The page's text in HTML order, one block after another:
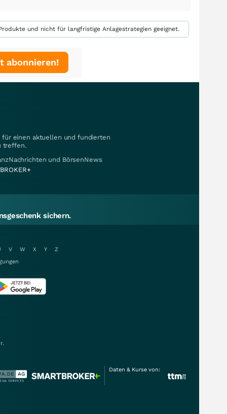
und nicht für langfristige Anlagestrategien geeignet.
abonnieren!
für einen aktuellen und fundierten
treffen.
und BörsenNews
sichern.
V W X Y
Z
Daten & Kurse von: